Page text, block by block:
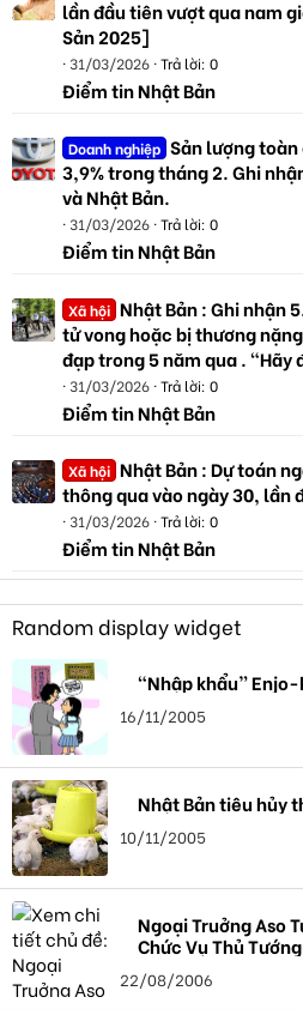
lần đầu tiên vượt qua nam
Sản 2025]
31/03/2026 Trả lời: 0
Điểm tin Nhật Bản
Doanh nghiệp Sản lượng
3,9% trong tháng 2. Ghi
và Nhật Bản.
31/03/2026 Trả lời: 0
Điểm tin Nhật Bản
Xã hội Nhật Bản : Ghi nhận
tử vong hoặc bị thương
đạp trong 5 năm qua . "Hãy
31/03/2026 Trả lời: 0
Điểm tin Nhật Bản
Xã hội Nhật Bản : Dự toán
thông qua vào ngày 30, lần
31/03/2026 Trả lời: 0
Điểm tin Nhật Bản
Random display widget
“Nhập khẩu”
16/11/2005
Nhật Bản tiêu hủy
10/11/2005
Ngoại Truởng Aso
Chức Vụ Thủ
22/08/2006